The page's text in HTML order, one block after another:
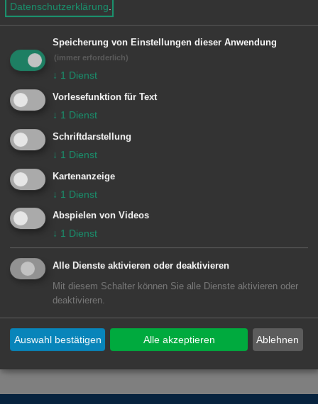
Eine vorherige Anmeldung ist nicht
notwendig.
Die Uhrzeiten der jeweiligen
Wanderungen variieren und können
den Terminankündigungen in der
Tagespresse, auf der Homepage der
Stadt Aalen und im Aushang des
Bürgerspitals entnommen werden.
Festes Schuhwerk sowie ein kleines
Rucksackvesper wird empfohlen.
Rückfragen beantwortet die
Begegnungsstätte Bürgerspital unter
Telefon 07361 52-2501 oder per Mail
unterbuergerspital@aalen.de
Datenschutzerklärung.
Speicherung von Einstellungen dieser Anwendung
(immer erforderlich)
↓ 1 Dienst
Vorlesefunktion für Text
↓ 1 Dienst
Schriftdarstellung
↓ 1 Dienst
Kartenanzeige
↓ 1 Dienst
Abspielen von Videos
↓ 1 Dienst
Alle Dienste aktivieren oder deaktivieren
Mit diesem Schalter können Sie alle Dienste aktivieren oder
deaktivieren.
Ablehnen
Auswahl bestätigen Alle akzeptieren